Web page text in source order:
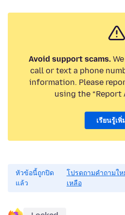
Avoid support scams.
call or text a phone
information. Please
using the “Report
เรียนรู้เพิ่
หัวข้อนี้ถูกปิด
แล้ว
โปรดถามคำถามใ
เหลือ